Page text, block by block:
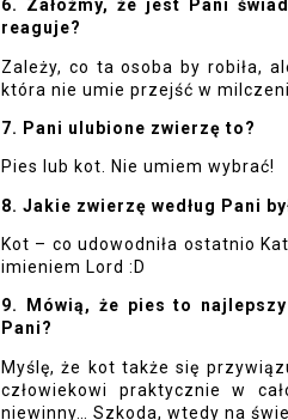
6. Załóżmy, że jest Pani
reaguje?
Zależy, co ta osoba by robiła,
która nie umie przejść w
7. Pani ulubione zwierzę to?
Pies lub kot. Nie umiem wybrać!
8. Jakie zwierzę według Pani
Kot – co udowodniła ostatnio
imieniem Lord :D
9. Mówią, że pies to
Pani?
Myślę, że kot także się
człowiekowi praktycznie w
niewinny… Szkoda, wtedy na